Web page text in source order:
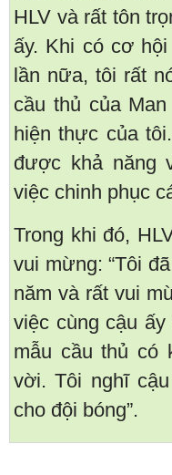
HLV và rất tôn
ấy. Khi có cơ
lần nữa, tôi rất
cầu thủ của
hiện thực của
được khả năng
việc chinh phục
Trong khi đó,
vui mừng: “Tôi
năm và rất vui
việc cùng cậu
mẫu cầu thủ có
vời. Tôi nghĩ
cho đội bóng”.